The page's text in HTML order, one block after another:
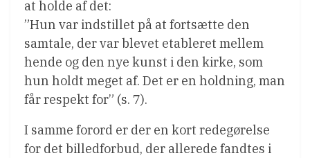
at holde af det:
”Hun var indstillet på at fortsætte den
samtale, der var blevet etableret mellem
hende og den nye kunst i den kirke, som
hun holdt meget af. Det er en holdning, man
får respekt for” (s. 7).
I samme forord er der en kort redegørelse
for det billedforbud, der allerede fandtes i